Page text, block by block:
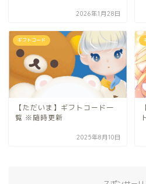
2026年1月28日
ギフトコード
【ただいま】ギフトコード一
覧 ※随時更新
2025年8月10日